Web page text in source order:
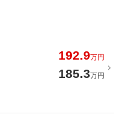
192.9万円
185.3万円